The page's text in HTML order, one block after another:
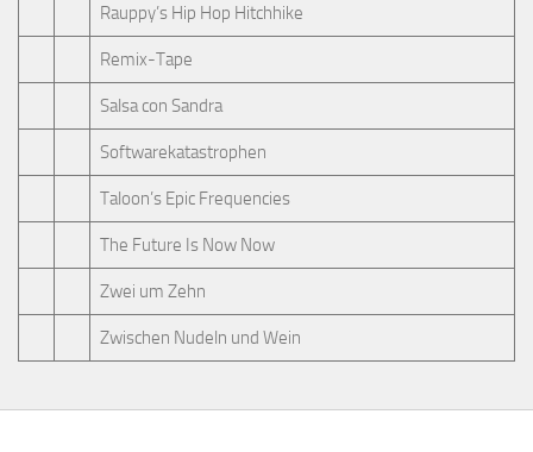
Rauppy’s Hip Hop Hitchhike
Remix-Tape
Salsa con Sandra
Softwarekatastrophen
Taloon’s Epic Frequencies
The Future Is Now Now
Zwei um Zehn
Zwischen Nudeln und Wein